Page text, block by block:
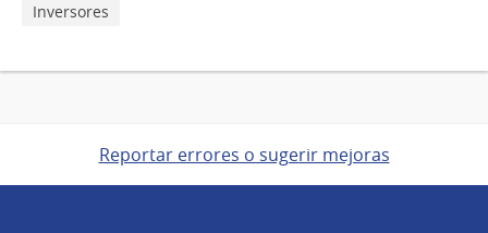
Inversores
Reportar errores o sugerir mejoras